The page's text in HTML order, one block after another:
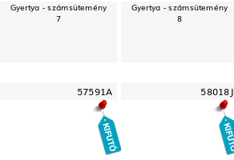
Gyertya - számsütemény
7
Gyertya - számsütemény
8
57591A 58018J